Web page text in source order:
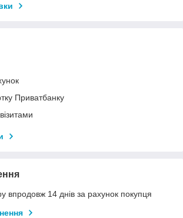
Приватбанку
впродовж 14 днів за рахунок покупця